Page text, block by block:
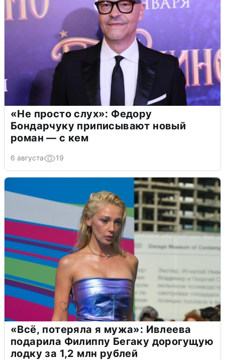
«Не просто слух»: Федору
Бондарчуку приписывают новый
роман — с кем
6 августа 19
«Всё, потеряла я мужа»: Ивлеева
подарила Филиппу Бегаку дорогущую
лодку за 1,2 млн рублей